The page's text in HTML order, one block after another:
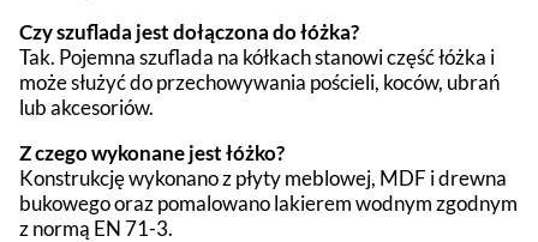
Czy szuflada jest dołączona do łóżka?
Tak. Pojemna szuflada na kółkach stanowi część łóżka i
może służyć do przechowywania pościeli, koców, ubrań
lub akcesoriów.
Z czego wykonane jest łóżko?
Konstrukcję wykonano z płyty meblowej, MDF i drewna
bukowego oraz pomalowano lakierem wodnym zgodnym
z normą EN 71-3.